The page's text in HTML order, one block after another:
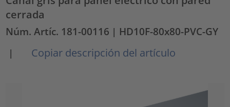
cerrada
Núm. Artíc. 181-00116 | HD10F-80x80-PVC-GY
|
Copiar descripción del artículo